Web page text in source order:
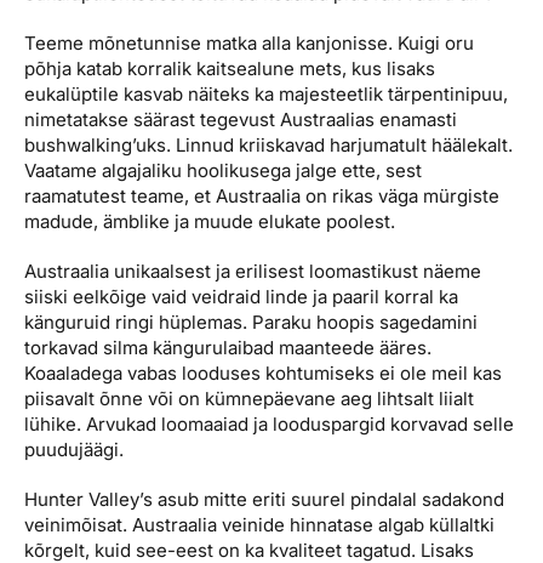
Teeme mõnetunnise matka alla kanjonisse. Kuigi oru
põhja katab korralik kaitsealune mets, kus lisaks
eukalüptile kasvab näiteks ka majesteetlik tärpentinipuu,
nimetatakse säärast tegevust Austraalias enamasti
bushwalking’uks. Linnud kriiskavad harjumatult häälekalt.
Vaatame algajaliku hoolikusega jalge ette, sest
raamatutest teame, et Austraalia on rikas väga mürgiste
madude, ämblike ja muude elukate poolest.
Austraalia unikaalsest ja erilisest loomastikust näeme
siiski eelkõige vaid veidraid linde ja paaril korral ka
känguruid ringi hüplemas. Paraku hoopis sagedamini
torkavad silma kängurulaibad maanteede ääres.
Koaaladega vabas looduses kohtumiseks ei ole meil kas
piisavalt õnne või on kümnepäevane aeg lihtsalt liialt
lühike. Arvukad loomaaiad ja looduspargid korvavad selle
puudujäägi.
Hunter Valley’s asub mitte eriti suurel pindalal sadakond
veinimõisat. Austraalia veinide hinnatase algab küllaltki
kõrgelt, kuid see-eest on ka kvaliteet tagatud. Lisaks